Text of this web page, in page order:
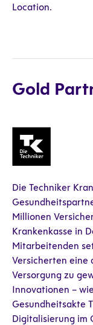
Location.
Gold
Die Techniker
Millionen
Krankenkasse in
Mitarbeitenden
Versicherten eine
Versorgung zu
Innovationen –
Gesundheitsakte
Digitalisierung im